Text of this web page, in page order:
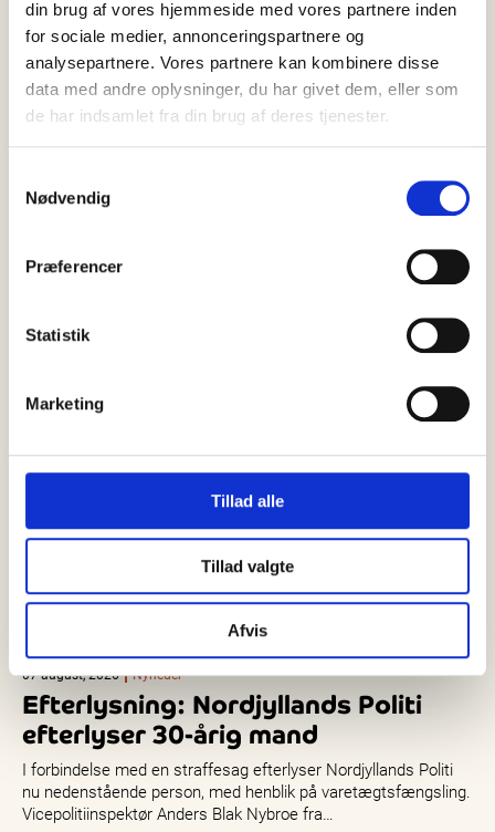
din brug af vores hjemmeside med vores partnere inden
for sociale medier, annonceringspartnere og
analysepartnere. Vores partnere kan kombinere disse
data med andre oplysninger, du har givet dem, eller som
de har indsamlet fra din brug af deres tjenester.
Nødvendig
Præferencer
Statistik
Marketing
Tillad alle
Tillad valgte
Afvis
Skagen
diverse sociale medier…
07 august, 2026 Nyheder
Efterlysning: Nordjyllands Politi
efterlyser 30-årig mand
I forbindelse med en straffesag efterlyser Nordjyllands Politi
nu nedenstående person, med henblik på varetægtsfængsling.
Vicepolitiinspektør Anders Blak Nybroe fra…